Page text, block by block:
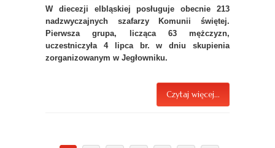
W diecezji elbląskiej posługuje obecnie 213
nadzwyczajnych szafarzy Komunii świętej.
Pierwsza grupa, licząca 63 mężczyzn,
uczestniczyła 4 lipca br. w dniu skupienia
zorganizowanym w Jegłowniku.
Czytaj więcej...